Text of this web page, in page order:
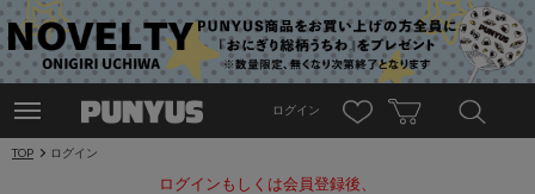
ログイン
TOP ログイン
ログインもしくは会員登録後、